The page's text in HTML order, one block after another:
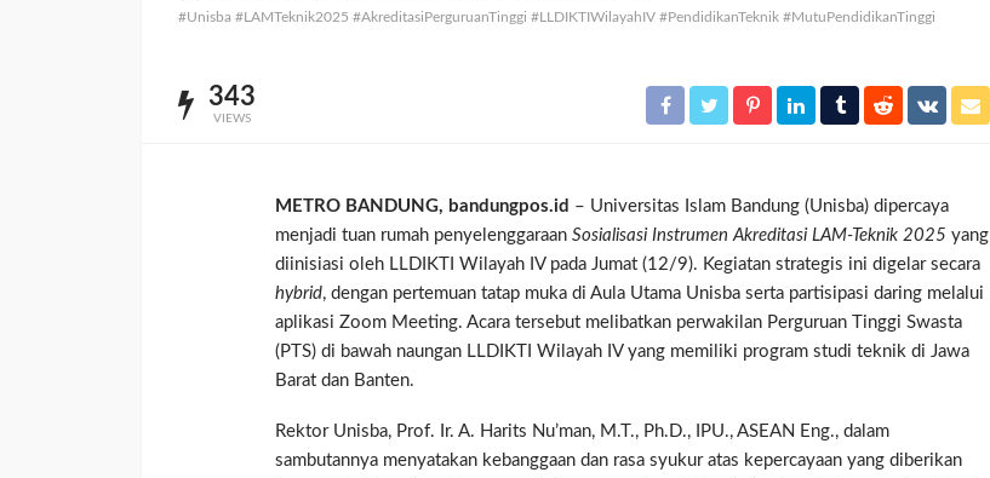
#Unisba #LAMTeknik2025 #AkreditasiPerguruanTinggi #LLDIKTIWilayahIV #PendidikanTeknik #MutuPendidikanTinggi
343
VIEWS
METRO BANDUNG, bandungpos.id – Universitas Islam Bandung (Unisba) dipercaya
menjadi tuan rumah penyelenggaraan Sosialisasi Instrumen Akreditasi LAM-Teknik 2025 yang
diinisiasi oleh LLDIKTI Wilayah IV pada Jumat (12/9). Kegiatan strategis ini digelar secara
hybrid, dengan pertemuan tatap muka di Aula Utama Unisba serta partisipasi daring melalui
aplikasi Zoom Meeting. Acara tersebut melibatkan perwakilan Perguruan Tinggi Swasta
(PTS) di bawah naungan LLDIKTI Wilayah IV yang memiliki program studi teknik di Jawa
Barat dan Banten.
Rektor Unisba, Prof. Ir. A. Harits Nu’man, M.T., Ph.D., IPU., ASEAN Eng., dalam
sambutannya menyatakan kebanggaan dan rasa syukur atas kepercayaan yang diberikan